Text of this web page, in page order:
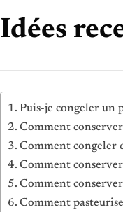
Idées
Puis-je congeler un
Comment
Comment congeler
Comment
Comment conserver
Comment